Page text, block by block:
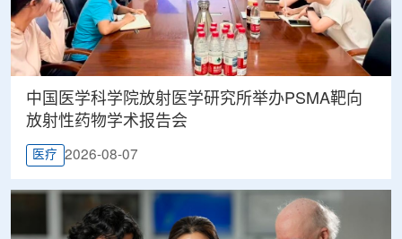
中国医学科学院放射医学研究所举办PSMA靶向
放射性药物学术报告会
医疗 2026-08-07